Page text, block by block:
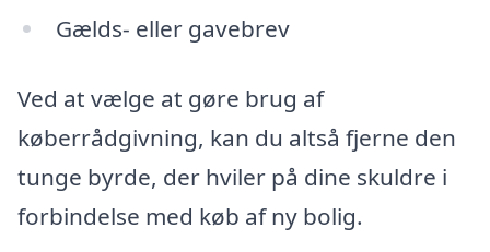
Gælds- eller gavebrev
Ved at vælge at gøre brug af
køberrådgivning, kan du altså fjerne den
tunge byrde, der hviler på dine skuldre i
forbindelse med køb af ny bolig.